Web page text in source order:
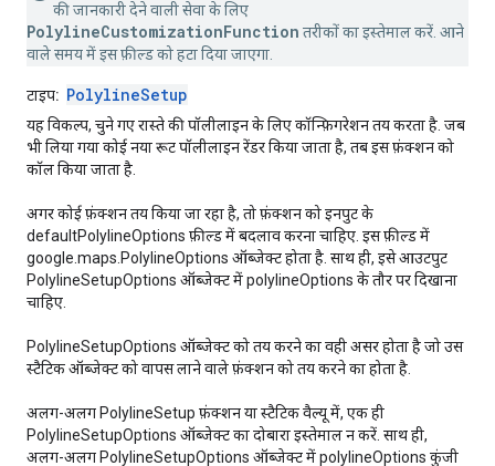
की जानकारी देने वाली सेवा के लिए
PolylineCustomizationFunction तरीकों का इस्तेमाल करें. आने
वाले समय में इस फ़ील्ड को हटा दिया जाएगा.
टाइप: PolylineSetup
यह विकल्प, चुने गए रास्ते की पॉलीलाइन के लिए कॉन्फ़िगरेशन तय करता है. जब
भी लिया गया कोई नया रूट पॉलीलाइन रेंडर किया जाता है, तब इस फ़ंक्शन को
कॉल किया जाता है.
अगर कोई फ़ंक्शन तय किया जा रहा है, तो फ़ंक्शन को इनपुट के
defaultPolylineOptions फ़ील्ड में बदलाव करना चाहिए. इस फ़ील्ड में
google.maps.PolylineOptions ऑब्जेक्ट होता है. साथ ही, इसे आउटपुट
PolylineSetupOptions ऑब्जेक्ट में polylineOptions के तौर पर दिखाना
चाहिए.
PolylineSetupOptions ऑब्जेक्ट को तय करने का वही असर होता है जो उस
स्टैटिक ऑब्जेक्ट को वापस लाने वाले फ़ंक्शन को तय करने का होता है.
अलग-अलग PolylineSetup फ़ंक्शन या स्टैटिक वैल्यू में, एक ही
PolylineSetupOptions ऑब्जेक्ट का दोबारा इस्तेमाल न करें. साथ ही,
अलग-अलग PolylineSetupOptions ऑब्जेक्ट में polylineOptions कुंजी